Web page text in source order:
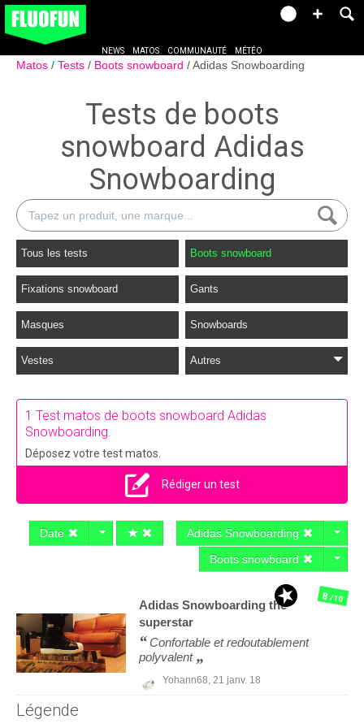
NEWS MATOS COMMUNAUTÉ MÉTÉO
Matos Tests Boots snowboard Adidas Snowboarding
Tests de boots
snowboard Adidas
Snowboarding
Tous les tests Boots snowboard
Fixations snowboard Gants
Masques Snowboards
Vestes Autres
1 Test matos de boots snowboard Adidas
Snowboarding.
Déposez votre test matos.
Rédiger un test
Date
Adidas Snowboarding
Boots snowboard
Adidas Snowboarding the
superstar
Confortable et redoutablement
polyvalent
Yohann68, 21 janv. 18
8/10
Légende